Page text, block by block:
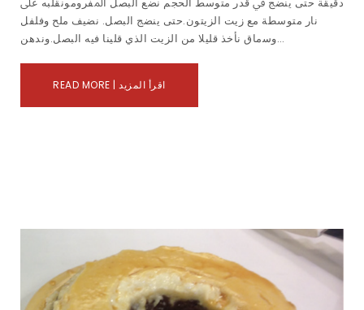
ﻧﺎر ﻣﺘﻮﺳﻄﺔ ﻣﻊ زﻳﺖ اﻟﺰﻳﺘﻮن.ﺣﺘﻰ ﻳﻨﻀﺞ اﻟﺒﺼﻞ. ﻧﻀﻴﻒ ﻣﻠﺢ وﻓﻠﻔﻞ
وﺳماق ﻧﺄﺧﺬ ﻗﻠﻴﻼ ﻣﻦ اﻟﺰﻳﺖ اﻟﺬي ﻗﻠﻴﻨﺎ ﻓﻴﻪ اﻟﺒﺼﻞ.وﻧﺪﻫﻦ…
READ MORE | اقرأ المزيد